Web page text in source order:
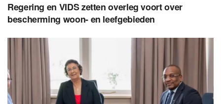
Regering en VIDS zetten overleg voort over
bescherming woon- en leefgebieden